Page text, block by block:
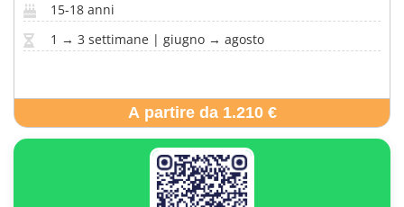
15-18 anni
1 → 3 settimane | giugno → agosto
A partire da 1.210 €